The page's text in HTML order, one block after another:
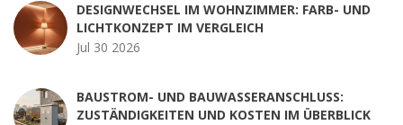
DESIGNWECHSEL IM WOHNZIMMER: FARB- UND
LICHTKONZEPT IM VERGLEICH
Jul 30 2026
BAUSTROM- UND BAUWASSERANSCHLUSS:
ZUSTÄNDIGKEITEN UND KOSTEN IM ÜBERBLICK